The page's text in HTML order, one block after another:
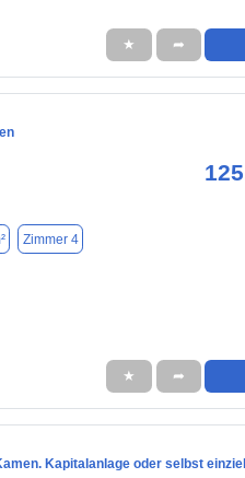
★ ➦
Zimmer 4
★ ➦
Kapitalanlage oder selbst